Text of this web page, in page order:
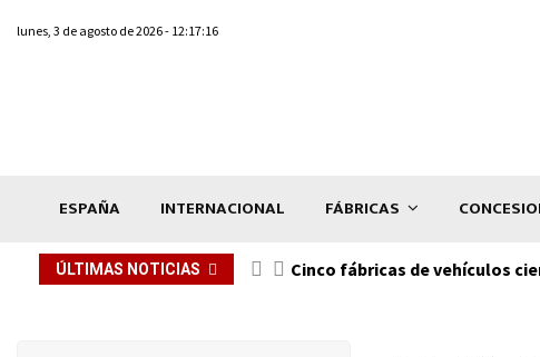
lunes, 3 de agosto de 2026 - 12:17:16
ESPAÑA INTERNACIONAL FÁBRICAS
ÚLTIMAS NOTICIAS Cinco fábricas de vehículos